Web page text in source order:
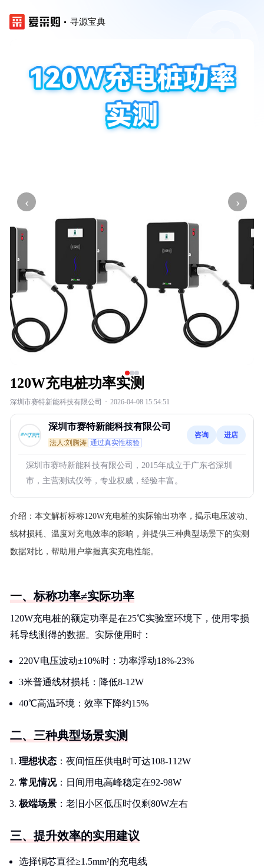
寻源宝典
‹ ›
120W充电桩功率实测
深圳市赛特新能科技有限公司 · 2026-04-08 15:54:51
深圳市赛特新能科技有限公司
法人:刘腾涛 通过真实性核验
咨询 进店
深圳市赛特新能科技有限公司，2015年成立于广东省深圳
市，主营测试仪等，专业权威，经验丰富。
介绍： 本文解析标称120W充电桩的实际输出功率，揭示电压波动、
线材损耗、温度对充电效率的影响，并提供三种典型场景下的实测
数据对比，帮助用户掌握真实充电性能。
一、标称功率≠实际功率
120W充电桩的额定功率是在25℃实验室环境下，使用零损
耗导线测得的数据。实际使用时：
220V电压波动±10%时：功率浮动18%-23%
3米普通线材损耗：降低8-12W
40℃高温环境：效率下降约15%
二、三种典型场景实测
理想状态 ：夜间恒压供电时可达108-112W
常见情况：日间用电高峰稳定在92-98W
极端场景 ：老旧小区低压时仅剩80W左右
三、提升效率的实用建议
选择铜芯直径≥1.5mm²的充电线